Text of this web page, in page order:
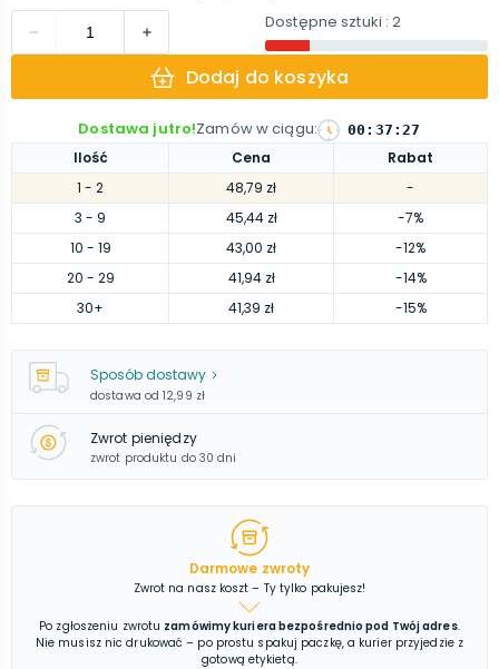
Ilość Cena
Rabat
1 - 2 48,79 zł
-
3 - 9 45,44 zł
-7%
10 - 19 43,00 zł
-12%
20 - 29 41,94 zł
-14%
30+ 41,39 zł -15%
Dostępne sztuki : 2
Dodaj do koszyka
Dostawa jutro!Zamów w ciągu: 00 : 37 :26
Sposób dostawy
dostawa od 12,99 zł
Zwrot pieniędzy
zwrot produktu do 30 dni
Darmowe zwroty
Zwrot na nasz koszt – Ty tylko pakujesz!
Po zgłoszeniu zwrotu zamówimy kuriera bezpośrednio pod Twój adres.
Nie musisz nic drukować – po prostu spakuj paczkę, a kurier przyjedzie z
gotową etykietą.